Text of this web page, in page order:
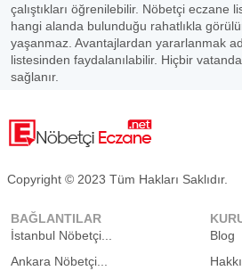
çalıştıkları öğrenilebilir. Nöbetçi eczane
hangi alanda bulunduğu rahatlıkla
yaşanmaz. Avantajlardan yararlanmak
listesinden faydalanılabilir. Hiçbir
sağlanır.
Copyright © 2023 Tüm Hakları Saklıdır.
BAĞLANTILAR
İstanbul Nöbetçi...
Ankara Nöbetçi...
Blog